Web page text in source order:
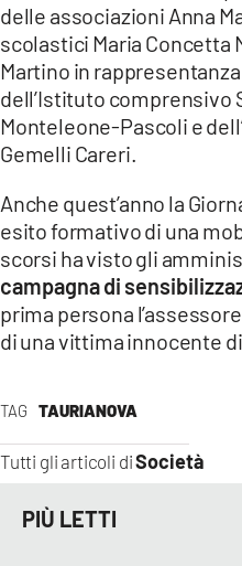
TAG TAURIANOVA
Tutti gli articoli diSocietà
delle associazioni Anna
scolastici Maria Concetta
Martino in
dell’Istituto
Monteleone-Pascoli e
Gemelli Careri.
Anche quest’anno la
esito formativo di una
scorsi ha visto gli
campagna di
prima persona
di una vittima innocente
PIÙ LETTI